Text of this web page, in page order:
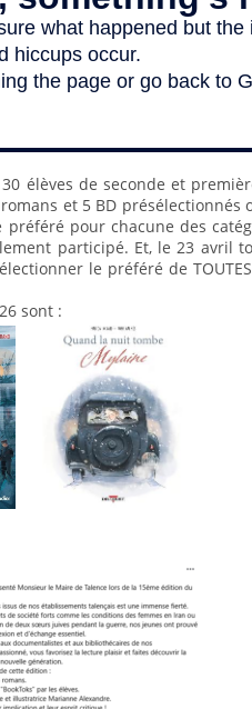
élèves de seconde et
et 5 BD
pour chacune des
participé. Et, le 23 avril
le préféré de
sont :